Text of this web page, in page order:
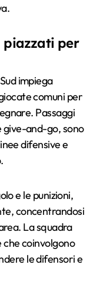
piazzati per
impiega
comuni per
Passaggi
give-and-go, sono
difensive e
e le punizioni,
concentrandosi
La squadra
che coinvolgono
le difensori e